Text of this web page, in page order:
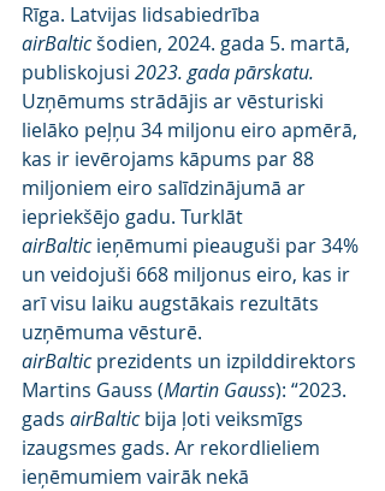
Rīga. Latvijas lidsabiedrība
airBaltic šodien, 2024. gada 5. martā,
publiskojusi 2023. gada pārskatu.
Uzņēmums strādājis ar vēsturiski
lielāko peļņu 34 miljonu eiro apmērā,
kas ir ievērojams kāpums par 88
miljoniem eiro salīdzinājumā ar
iepriekšējo gadu. Turklāt
airBaltic ieņēmumi pieauguši par 34%
un veidojuši 668 miljonus eiro, kas ir
arī visu laiku augstākais rezultāts
uzņēmuma vēsturē.
airBaltic prezidents un izpilddirektors
Martins Gauss (Martin Gauss): “2023.
gads airBaltic bija ļoti veiksmīgs
izaugsmes gads. Ar rekordlieliem
ieņēmumiem vairāk nekā